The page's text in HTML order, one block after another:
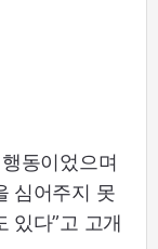
동이었으며
심어주지 못
있다”고 고개